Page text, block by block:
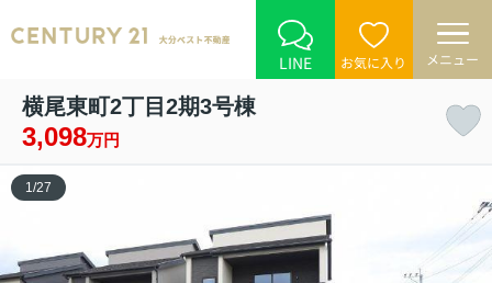
LINE お気に入り メニュー
横尾東町2丁目2期3号棟
3,098万円
1 /27